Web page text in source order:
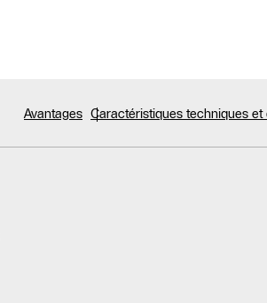
Avantages Caractéristiques techniques et